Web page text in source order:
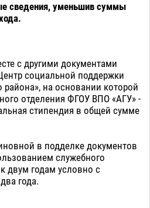
сведения, уменьшив суммы
с другими документами
социальной поддержки
района», на основании которой
отделения ФГОУ ВПО «АГУ» -
стипендия в общей сумме
в подделке документов
служебного
двум годам условно с
года.